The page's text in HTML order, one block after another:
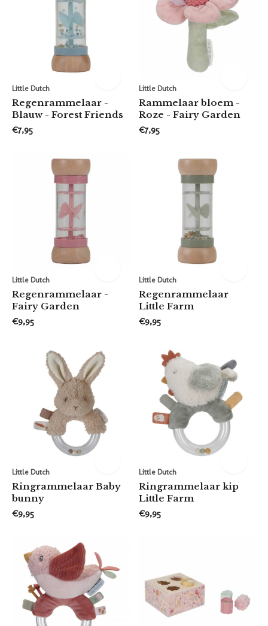
Little Dutch
Regenrammelaar -
Blauw - Forest Friends
€7,95
Little Dutch
Rammelaar bloem -
Roze - Fairy Garden
€7,95
Little Dutch
Regenrammelaar -
Fairy Garden
€9,95
Little Dutch
Regenrammelaar
Little Farm
€9,95
Little Dutch
Ringrammelaar Baby
bunny
€9,95
Little Dutch
Ringrammelaar kip
Little Farm
€9,95